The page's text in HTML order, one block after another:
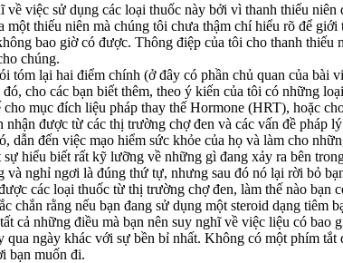
việc sử dụng các loại thuốc này bởi vì thanh thiếu
thiếu niên mà chúng tôi chưa thậm chí hiểu rõ để
bao giờ có được. Thông điệp của tôi cho thanh
chúng.
tóm lại hai điểm chính (ở đây có phần chủ quan của
cho các bạn biết thêm, theo ý kiến của tôi có những
mục đích liệu pháp thay thế Hormone (HRT), hoặc
được từ các thị trường chợ đen và các vấn đề
dẫn đến việc mạo hiểm sức khỏe của họ và làm cho
hiểu biết rất kỹ lưỡng về những gì đang xảy ra bên
và nghỉ ngơi là đúng thứ tự, nhưng sau đó nó lại rời bỏ
các loại thuốc từ thị trường chợ đen, làm thế nào
chắn rằng nếu bạn đang sử dụng một steroid dạng
cả những điều mà bạn nên suy nghĩ về việc liệu có
qua ngày khác với sự bền bỉ nhất. Không có một phím
bạn muốn đi.